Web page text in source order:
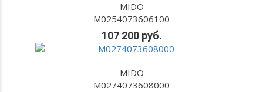
MIDO
M0254073606100
107 200 руб.
MIDO
M0274073608000